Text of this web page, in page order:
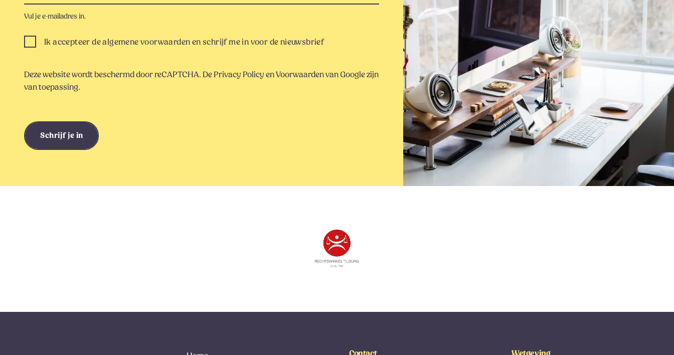
Vul je e-mailadres in.
Ik accepteer de algemene voorwaarden en schrijf me in voor de nieuwsbrief
Deze website wordt beschermd door reCAPTCHA. DePrivacy PolicyenVoorwaardenvan Google zijn
van toepassing.
Schrijf je in